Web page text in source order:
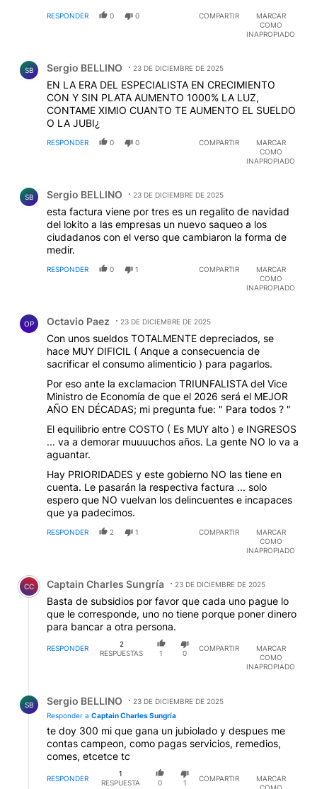
truchada no estan obligados a nada de ello. Y
despues van a justificar el incremento de las tarifas y
sociedad la que acepto los terminos de la misma"
Truchisimo todo, como todo lo que hace este
desgobierno. (¿SABÍAN QUE DESAPARECEN LOS 150
KW GRATUITOS DE LA TARIFA SOCIAL?)
RESPONDER 0 0 COMPARTIR
MARCAR
COMO
INAPROPIADO
SB Sergio BELLINO 23 DE DICIEMBRE DE 2025
EN LA ERA DEL ESPECIALISTA EN CRECIMIENTO
CON Y SIN PLATA AUMENTO 1000% LA LUZ,
CONTAME XIMIO CUANTO TE AUMENTO EL SUELDO
O LA JUBI¿
RESPONDER 0 0 COMPARTIR
MARCAR
COMO
INAPROPIADO
SB Sergio BELLINO 23 DE DICIEMBRE DE 2025
esta factura viene por tres es un regalito de navidad
del lokito a las empresas un nuevo saqueo a los
ciudadanos con el verso que cambiaron la forma de
medir.
RESPONDER 0 1 COMPARTIR
MARCAR
COMO
INAPROPIADO
OP Octavio Paez 23 DE DICIEMBRE DE 2025
Con unos sueldos TOTALMENTE depreciados, se
hace MUY DIFICIL ( Anque a consecuencia de
sacrificar el consumo alimenticio ) para pagarlos.
Por eso ante la exclamacion TRIUNFALISTA del Vice
Ministro de Economía de que el 2026 será el MEJOR
AÑO EN DÉCADAS; mi pregunta fue: " Para todos ? "
El equilibrio entre COSTO ( Es MUY alto ) e INGRESOS
... va a demorar muuuuchos años. La gente NO lo va a
aguantar.
Hay PRIORIDADES y este gobierno NO las tiene en
cuenta. Le pasarán la respectiva factura ... solo
espero que NO vuelvan los delincuentes e incapaces
que ya padecimos.
RESPONDER 2 1 COMPARTIR
MARCAR
COMO
INAPROPIADO
Comentario de Captain Charles Sungría.
CC Captain Charles Sungría 23 DE DICIEMBRE DE 2025
Basta de subsidios por favor que cada uno pague lo
que le corresponde, uno no tiene porque poner dinero
para bancar a otra persona.
RESPONDER
2
RESPUESTAS
1 0
COMPARTIR
MARCAR
COMO
INAPROPIADO
SB Sergio BELLINO
23 DE DICIEMBRE DE 2025
Responder a Captain Charles Sungría
te doy 300 mi que gana un jubiolado y despues me
contas campeon, como pagas servicios, remedios,
comes, etcetce tc
RESPONDER
1
RESPUESTA
0 1
COMPARTIR
MARCAR